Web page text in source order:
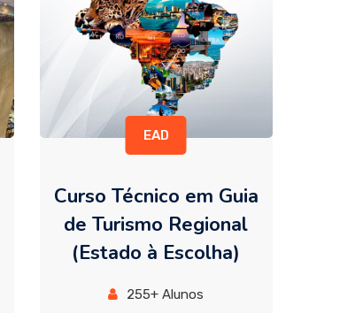
EAD
Curso Técnico em Guia
de Turismo Regional
(Estado à Escolha)
255+ Alunos